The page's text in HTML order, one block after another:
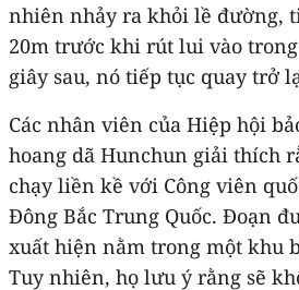
nhiên nhảy ra khỏi lề đường,
20m trước khi rút lui vào
giây sau, nó tiếp tục quay trở
Các nhân viên của Hiệp hội
hoang dã Hunchun giải thích
chạy liền kề với Công viên
Đông Bắc Trung Quốc. Đoạn
xuất hiện nằm trong một khu
Tuy nhiên, họ lưu ý rằng sẽ